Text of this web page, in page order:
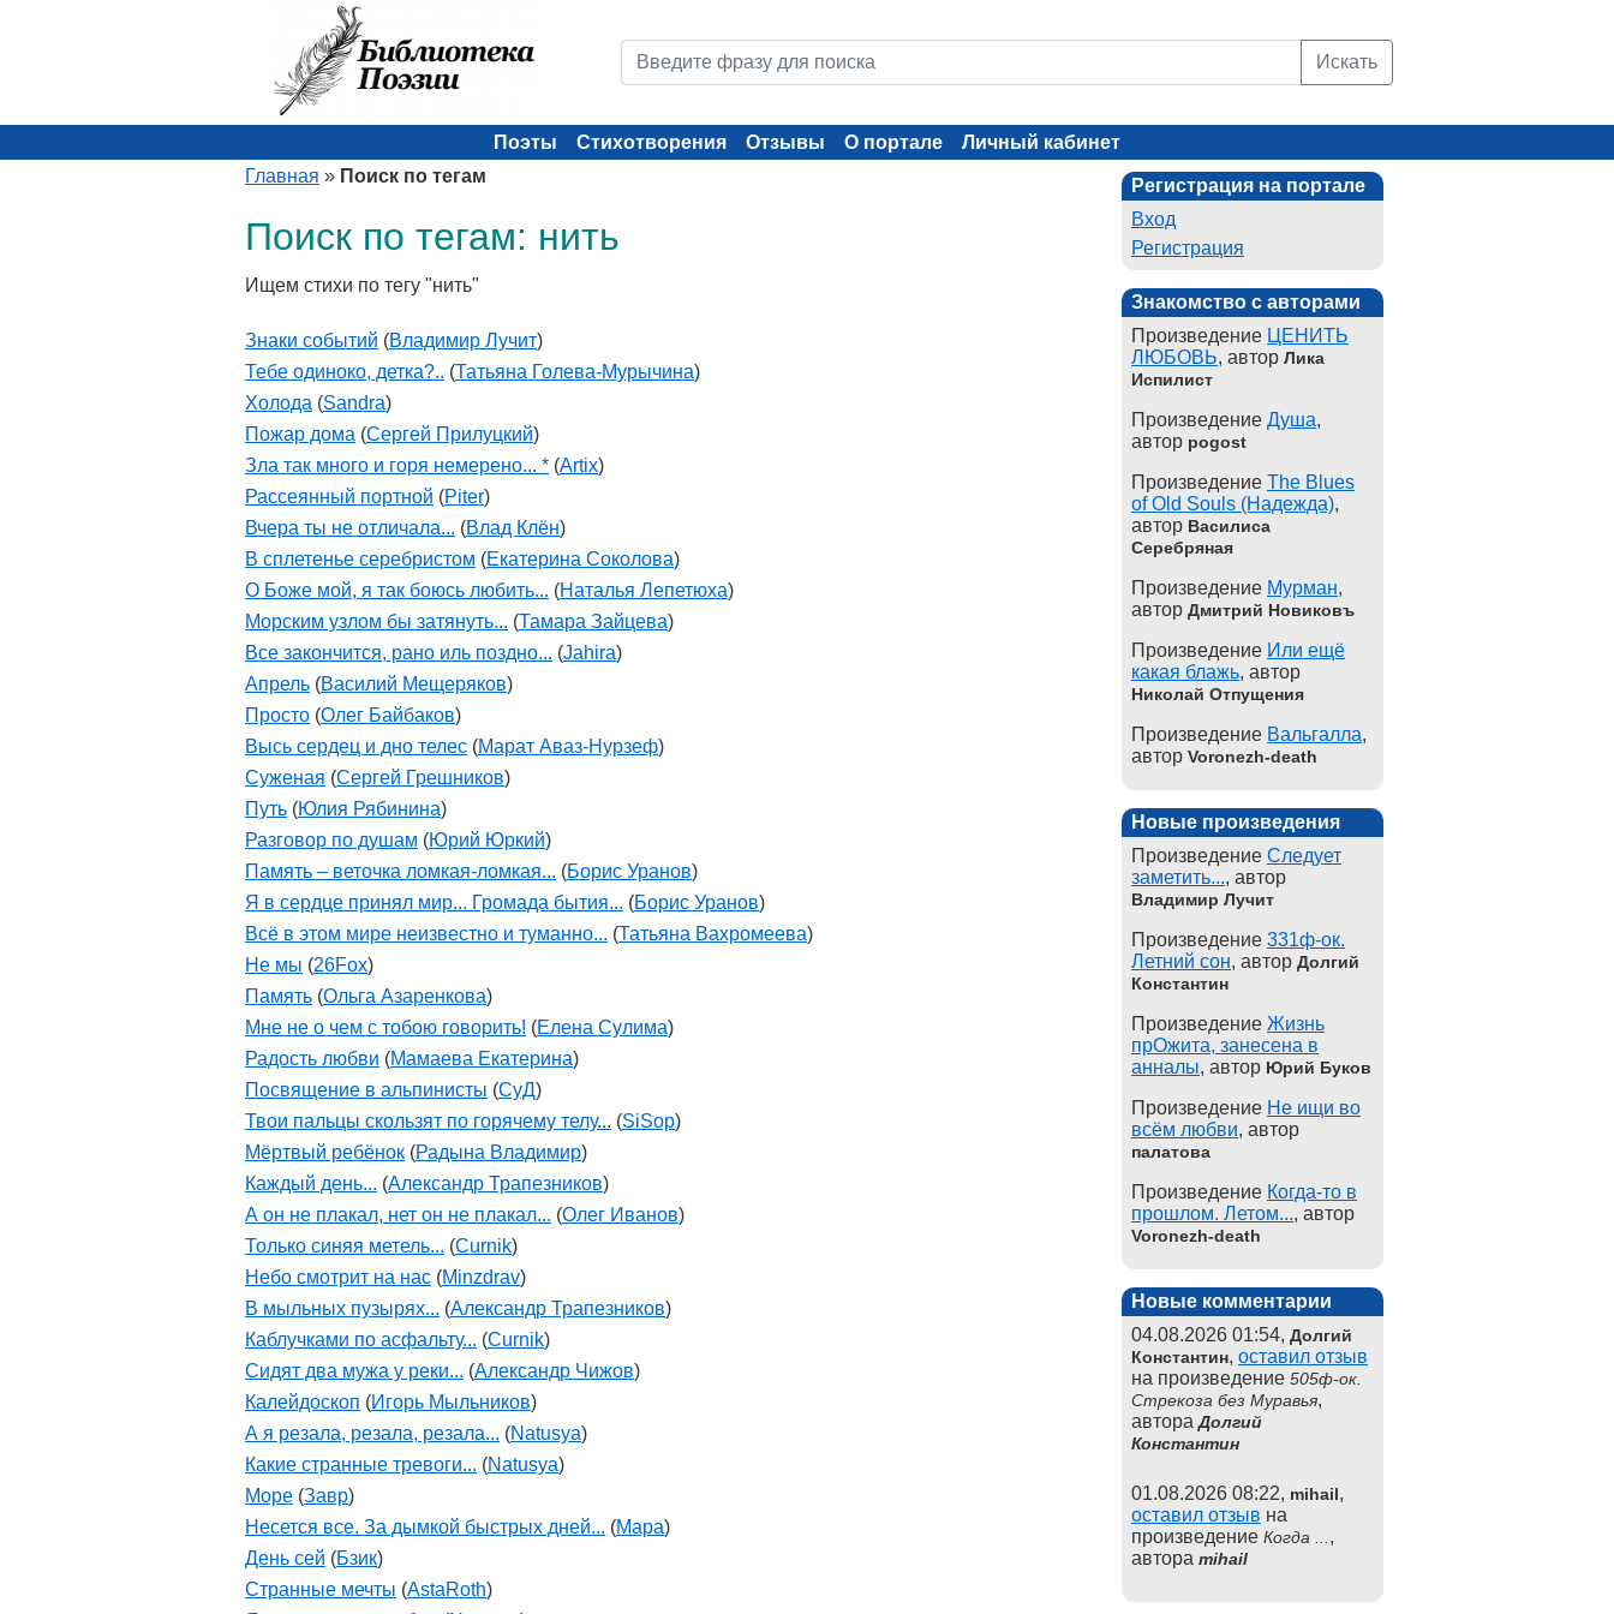
Искать
Поэты Стихотворения Отзывы О портале
Личный кабинет
Главная » Поиск по тегам
Поиск по тегам: нить
Ищем стихи по тегу "нить"
Знаки событий (Владимир Лучит)
Тебе одиноко, детка?.. (Татьяна Голева-Мурычина)
Холода (Sandra)
Пожар дома (Сергей Прилуцкий)
Зла так много и горя немерено... * (Artix)
Рассеянный портной (Piter)
Вчера ты не отличала... (Влад Клён)
В сплетенье серебристом (Екатерина Соколова)
О Боже мой, я так боюсь любить... (Наталья Лепетюха)
Морским узлом бы затянуть... (Тамара Зайцева)
Все закончится, рано иль поздно... (Jahira)
Апрель (Василий Мещеряков)
Просто (Олег Байбаков)
Высь сердец и дно телес (Марат Аваз-Нурзеф)
Суженая (Сергей Грешников)
Путь (Юлия Рябинина)
Разговор по душам (Юрий Юркий)
Память – веточка ломкая-ломкая... (Борис Уранов)
Я в сердце принял мир... Громада бытия... (Борис Уранов)
Всё в этом мире неизвестно и туманно... (Татьяна Вахромеева)
Не мы (26Fox)
Память (Ольга Азаренкова)
Мне не о чем с тобою говорить! (Елена Сулима)
Радость любви (Мамаева Екатерина)
Посвящение в альпинисты (СуД)
Твои пальцы скользят по горячему телу... (SiSop)
Мёртвый ребёнок (Радына Владимир)
Каждый день... (Александр Трапезников)
А он не плакал, нет он не плакал... (Олег Иванов)
Только синяя метель... (Curnik)
Небо смотрит на нас (Minzdrav)
В мыльных пузырях... (Александр Трапезников)
Каблучками по асфальту... (Curnik)
Сидят два мужа у реки... (Александр Чижов)
Калейдоскоп (Игорь Мыльников)
А я резала, резала, резала... (Natusya)
Какие странные тревоги... (Natusya)
Море (Завр)
Несется все. За дымкой быстрых дней... (Мара)
День сей (Бзик)
Странные мечты (AstaRoth)
Регистрация на портале
Вход
Регистрация
Знакомство с авторами
Произведение ЦЕНИТЬ
ЛЮБОВЬ, автор Лика
Испилист
Произведение Душа,
автор pogost
Произведение The Blues
of Old Souls (Надежда),
автор Василиса
Серебряная
Произведение Мурман,
автор Дмитрий Новиковъ
Произведение Или ещё
какая блажь, автор
Николай Отпущения
Произведение Вальгалла,
автор Voronezh-death
Новые произведения
Произведение Следует
заметить..., автор
Владимир Лучит
Произведение 331ф-ок.
Летний сон, автор Долгий
Константин
Произведение Жизнь
прОжита, занесена в
анналы, автор Юрий Буков
Произведение Не ищи во
всём любви, автор
палатова
Произведение Когда-то в
прошлом. Летом..., автор
Voronezh-death
Новые комментарии
04.08.2026 01:54, Долгий
Константин, оставил отзыв
на произведение 505ф-ок.
Стрекоза без Муравья,
автораДолгий
Константин
01.08.2026 08:22, mihail,
оставил отзыв на
произведение Когда ... ,
автора mihail